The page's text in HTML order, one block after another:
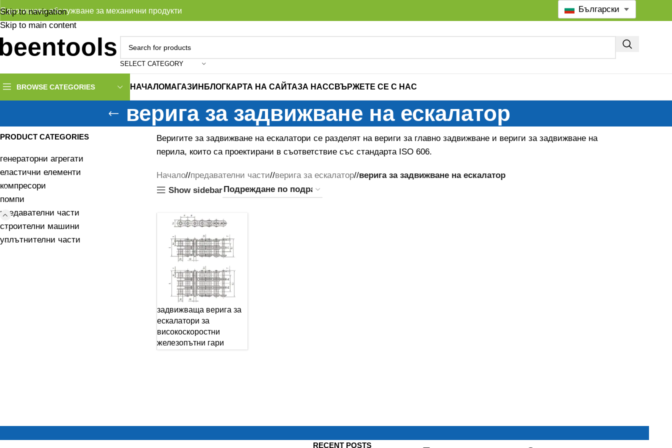
Skip to navigation
Skip to main content
Едногишево обслужване за механични продукти
SELECT CATEGORY
BROWSE CATEGORIES НАЧАЛОМАГАЗИН БЛОГКАРТА НА САЙТАЗА НАССВЪРЖЕТЕ СЕ С НАС
Български
верига за задвижване на ескалатор
PRODUCT CATEGORIES
генераторни агрегати
еластични елементи
компресори
помпи
предавателни части
строителни машини
уплътнителни части
Веригите за задвижване на ескалатори се разделят на вериги за главно задвижване и вериги за задвижване на
перила, които са проектирани в съответствие със стандарта ISO 606.
Начало/ предавателни части/ верига за ескалатор/ верига за задвижване на ескалатор
Show sidebar
задвижваща верига за
ескалатори за
високоскоростни
железопътни гари
RECENT POSTS